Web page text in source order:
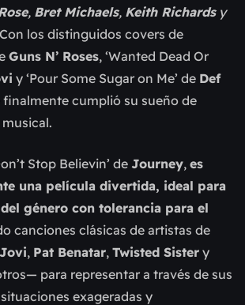
, Bret Michaels, Keith Richardsy
los distinguidos covers de
Guns N’ Roses, ‘Wanted Dead Or
y ‘Pour Some Sugar on Me’ de Def
finalmente cumplió su sueño de
Stop Believin’ de Journey, es
una película divertida, ideal para
género con tolerancia para el
canciones clásicas de artistas de
, Pat Benatar, Twisted Sister y
para representar a través de sus
exageradas y